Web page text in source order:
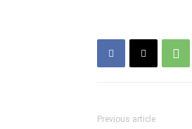
Previous article